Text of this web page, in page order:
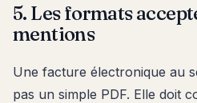
5. Les formats
mentions
Une facture électronique au
pas un simple PDF. Elle doit